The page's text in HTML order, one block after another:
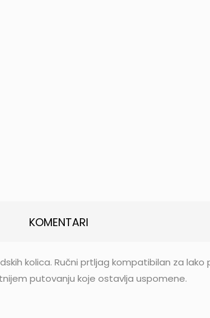
KOMENTARI
kolica. Ručni prtljag kompatibilan za lako
putovanju koje ostavlja uspomene.